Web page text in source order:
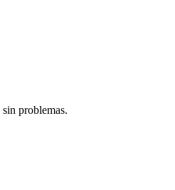
problemas.